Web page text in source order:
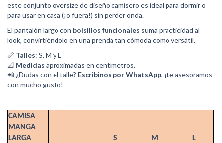
este conjunto oversize de diseño camisero es ideal para dormir o
para usar en casa (¡o fuera!) sin perder onda.
El pantalón largo con bolsillos funcionales suma practicidad al
look, convirtiéndolo en una prenda tan cómoda como versátil.
📏 Talles: S, M y L
📐 Medidas aproximadas en centímetros.
📲 ¿Dudas con el talle? Escribinos por WhatsApp, ¡te asesoramos
con mucho gusto!
CAMISA
MANGA
LARGA
S M L